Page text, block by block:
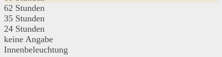
62 Stunden
35 Stunden
24 Stunden
keine Angabe
Innenbeleuchtung